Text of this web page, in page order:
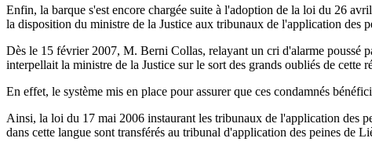
Enfin, la barque s'est encore chargée suite à l'adoption de la loi du 26
la disposition du ministre de la Justice aux tribunaux de l'application des
Dès le 15 février 2007, M. Berni Collas, relayant un cri d'alarme poussé
interpellait la ministre de la Justice sur le sort des grands oubliés de
En effet, le système mis en place pour assurer que ces condamnés
Ainsi, la loi du 17 mai 2006 instaurant les tribunaux de l'application des
dans cette langue sont transférés au tribunal d'application des peines de